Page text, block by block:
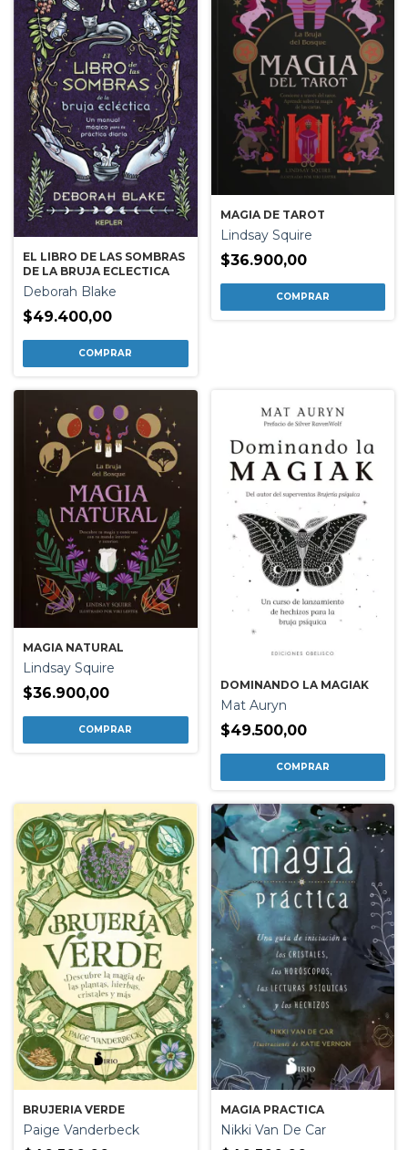
EL LIBRO DE LAS SOMBRAS
DE LA BRUJA ECLECTICA
Deborah Blake
$49.400,00
MAGIA DE TAROT
Lindsay Squire
$36.900,00
MAGIA NATURAL
Lindsay Squire
$36.900,00 DOMINANDO LA MAGIAK
Mat Auryn
$49.500,00
BRUJERIA VERDE
Paige Vanderbeck
MAGIA PRACTICA
Nikki Van De Car